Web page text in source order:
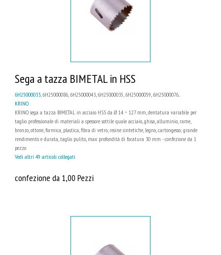
Sega a tazza BIMETAL in HSS
6H25000033 , 6H25000086, 6H25000043, 6H25000035, 6H25000059, 6H25000076...
KRINO
KRINO sega a tazza BIMETAL in acciaio HSS da Ø 14 ÷ 127 mm, dentatura variabile per
taglio professionale di materiali a spessore sottile quale acciaio, ghisa, alluminio, rame,
bronzo, ottone, formica, plastica, fibra di vetro, resine sintetiche, legno, cartongesso; grande
rendimento e durata, taglio pulito, max profondità di foratura 30 mm - confezione da 1
pezzo
Vedi altri 49 articoli collegati
confezione da 1,00 Pezzi